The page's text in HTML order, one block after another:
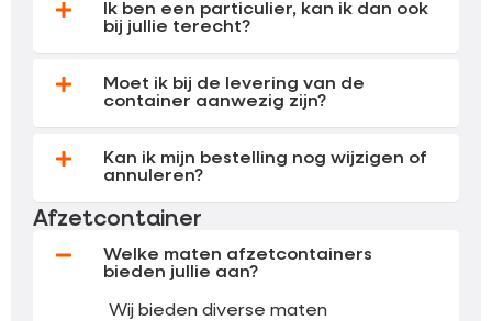
Ik ben een particulier, kan ik dan ook
bij jullie terecht?
Moet ik bij de levering van de
container aanwezig zijn?
Kan ik mijn bestelling nog wijzigen of
annuleren?
Afzetcontainer
Welke maten afzetcontainers
bieden jullie aan?
Wij bieden diverse maten